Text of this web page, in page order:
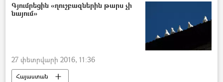
Գյումրեցին «ղուշբազներին թարս չի
նայում»
27 փետրվարի 2016, 11:36
Հայաստան